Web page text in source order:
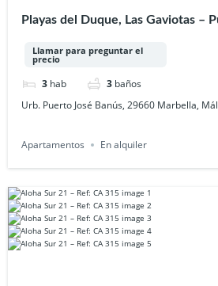
Playas del Duque, Las Gaviotas –
Llamar para preguntar el
precio
3 hab 3 baños
Urb. Puerto José Banús, 29660 Marbella,
Apartamentos En alquiler